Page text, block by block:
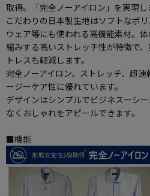
取得。「完全ノーアイロン」を実現し
こだわりの日本製生地はソフトなポ
ウェア等にも使われる高機能素材。
縮みする高いストレッチ性が特徴で
トレスも軽減します。
完全ノーアイロン、ストレッチ、超
ージーケア性に優れています。
デザインはシンプルでビジネスーシ
なくおしゃれをアピールできます。
■機能